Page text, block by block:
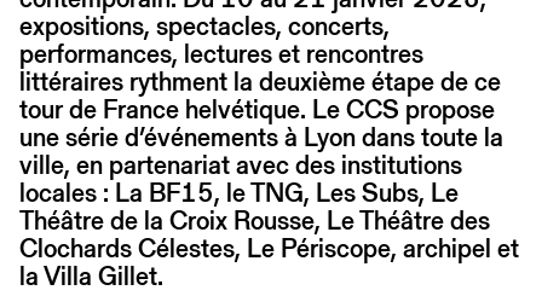
expositions, spectacles, concerts,
performances, lectures et rencontres
littéraires rythment la deuxième étape de ce
tour de France helvétique. Le CCS propose
une série d’événements à Lyon dans toute la
ville, en partenariat avec des institutions
locales : La BF15, le TNG, Les Subs, Le
Théâtre de la Croix Rousse, Le Théâtre des
Clochards Célestes, Le Périscope, archipel et
la Villa Gillet.